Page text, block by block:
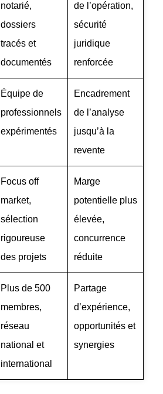
notarié,
dossiers
tracés et
documentés
de l’opération,
sécurité
juridique
renforcée
Équipe de
professionnels
expérimentés
Encadrement
de l’analyse
jusqu’à la
revente
Focus off
market,
sélection
rigoureuse
des projets
Marge
potentielle plus
élevée,
concurrence
réduite
Plus de 500
membres,
réseau
national et
international
Partage
d’expérience,
opportunités et
synergies